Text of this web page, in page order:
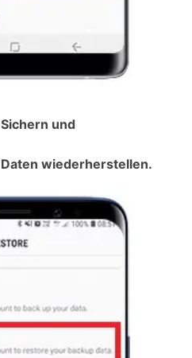
Sichern und
Daten wiederherstellen.